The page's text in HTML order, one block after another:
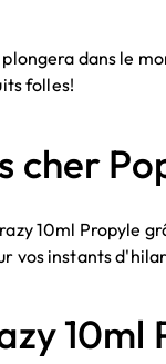
plongera dans le
folles!
cher
10ml Propyle
vos instants
10ml